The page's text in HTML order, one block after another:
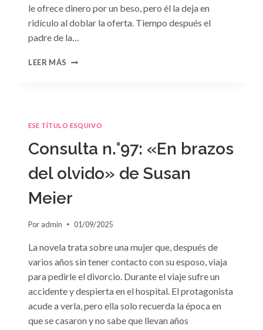
le ofrece dinero por un beso, pero él la deja en
ridículo al doblar la oferta. Tiempo después el
padre de la…
LEER MÁS CONSULTA
NEGOCIOS»
SARA
CRAVEN
ESE TÍTULO ESQUIVO
Consulta n.°97: «En brazos
del olvido» de Susan
Meier
Por admin 01/09/2025
La novela trata sobre una mujer que, después de
varios años sin tener contacto con su esposo, viaja
para pedirle el divorcio. Durante el viaje sufre un
accidente y despierta en el hospital. El protagonista
acude a verla, pero ella solo recuerda la época en
que se casaron y no sabe que llevan años